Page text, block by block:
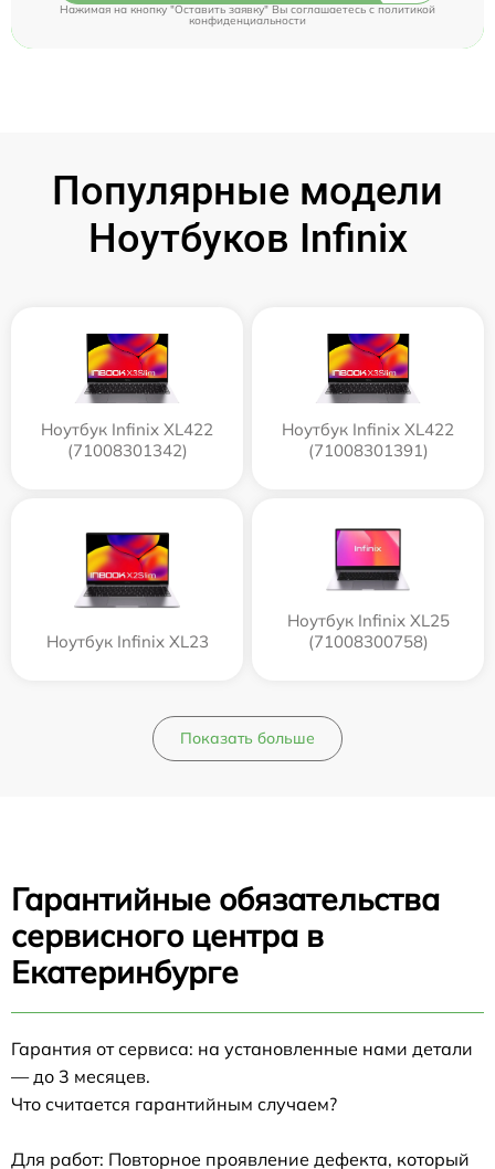
Нажимая на кнопку "Оставить заявку" Вы соглашаетесь cполитикой
конфиденциальности
Популярные модели
Ноутбуков Infinix
Ноутбук Infinix XL422
(71008301342)
Ноутбук Infinix XL422
(71008301391)
Ноутбук Infinix XL23
Ноутбук Infinix XL25
(71008300758)
Показать больше
Гарантийные обязательства
сервисного центра в
Екатеринбурге
Гарантия от сервиса: на установленные нами детали
— до 3 месяцев.
Что считается гарантийным случаем?
Для работ: Повторное проявление дефекта, который